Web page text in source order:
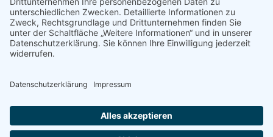
WebUntis / Sdui
Grünes Klassenzimmer
Kreativklasse
Sportklasse
Profilklassen 7-10
Chronik
News